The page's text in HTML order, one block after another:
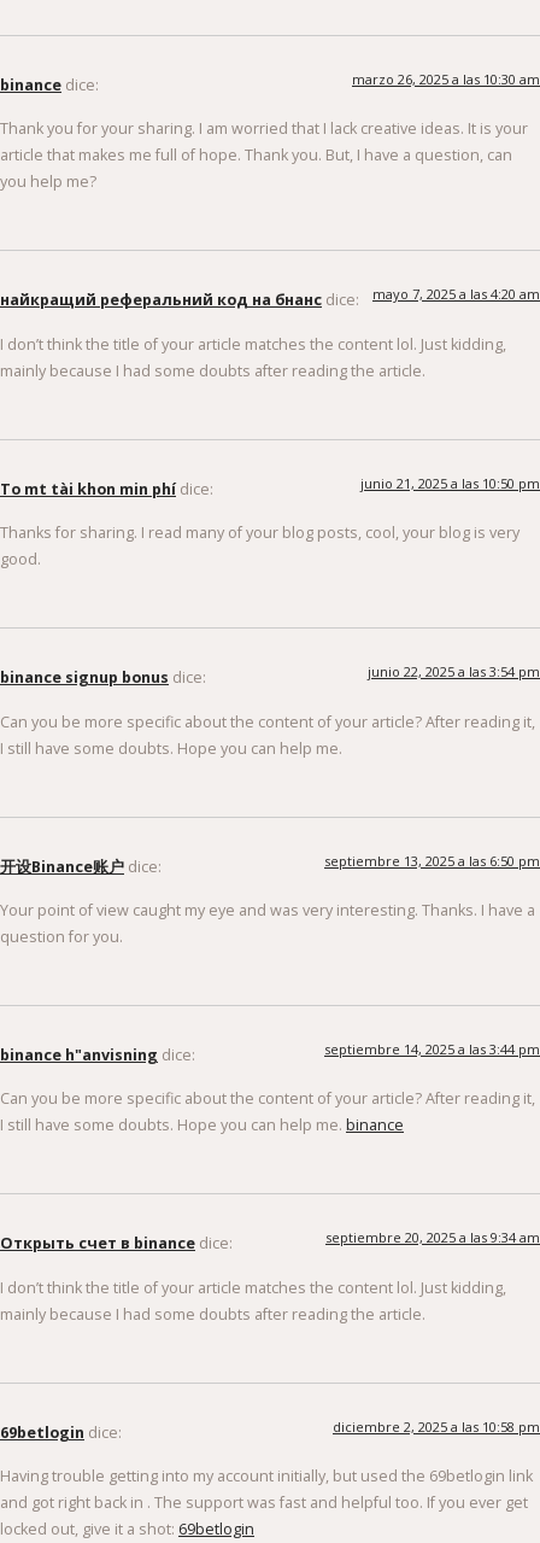
binance dice: marzo 26, 2025 a las 10:30 am
Thank you for your sharing. I am worried that I lack creative ideas. It is your
article that makes me full of hope. Thank you. But, I have a question, can
you help me?
найкращий реферальний код на бнанс dice: mayo 7, 2025 a las 4:20 am
I don’t think the title of your article matches the content lol. Just kidding,
mainly because I had some doubts after reading the article.
To mt tài khon min phí dice: junio 21, 2025 a las 10:50 pm
Thanks for sharing. I read many of your blog posts, cool, your blog is very
good.
binance signup bonus dice: junio 22, 2025 a las 3:54 pm
Can you be more specific about the content of your article? After reading it,
I still have some doubts. Hope you can help me.
开设Binance账户 dice: septiembre 13, 2025 a las 6:50 pm
Your point of view caught my eye and was very interesting. Thanks. I have a
question for you.
binance h"anvisning dice: septiembre 14, 2025 a las 3:44 pm
Can you be more specific about the content of your article? After reading it,
I still have some doubts. Hope you can help me. binance
Открыть счет в binance dice: septiembre 20, 2025 a las 9:34 am
I don’t think the title of your article matches the content lol. Just kidding,
mainly because I had some doubts after reading the article.
69betlogin dice: diciembre 2, 2025 a las 10:58 pm
Having trouble getting into my account initially, but used the 69betlogin link
and got right back in . The support was fast and helpful too. If you ever get
locked out, give it a shot: 69betlogin